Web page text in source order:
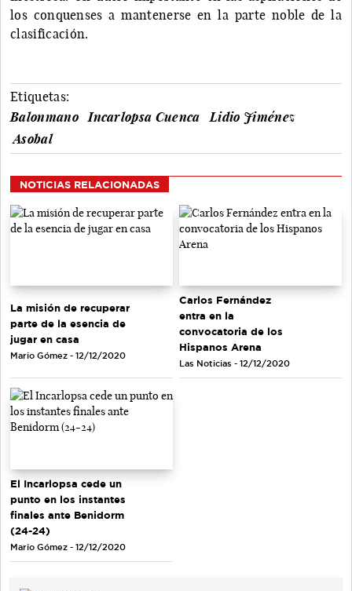
los conquenses a mantenerse en la parte noble de la
clasificación.
Etiquetas:
Balonmano
Incarlopsa Cuenca
Lidio Jiménez
Asobal
NOTICIAS RELACIONADAS
La misión de recuperar
parte de la esencia de
jugar en casa
Mario Gómez - 12/12/2020
Carlos Fernández
entra en la
convocatoria de los
Hispanos Arena
Las Noticias - 12/12/2020
El Incarlopsa cede un
punto en los instantes
finales ante Benidorm
(24-24)
Mario Gómez - 12/12/2020